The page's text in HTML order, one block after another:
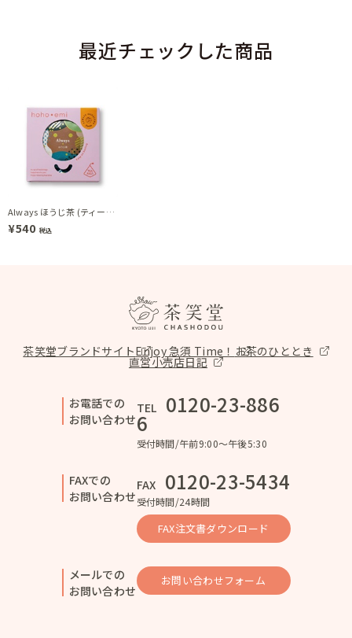
最近チェックした商品
Always ほうじ茶 (ティーバッグ)
¥540 税込
茶笑堂ブランドサイトEnjoy 急須 Time！ お茶のひととき
直営小売店日記
お電話での
お問い合わせ
TEL 0120-23-886
6
受付時間/午前9:00〜午後5:30
FAXでの
お問い合わせ
FAX 0120-23-5434
受付時間/24時間
FAX注文書ダウンロード
メールでの
お問い合わせ
お問い合わせフォーム